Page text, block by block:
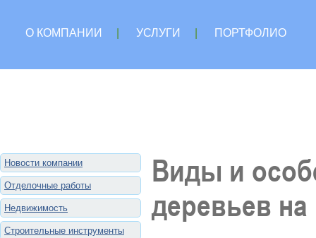
О КОМПАНИИ УСЛУГИ
ПОРТФОЛИО
Новости компании
Отделочные работы
Недвижимость
Строительные инструменты
Виды и
деревьев на